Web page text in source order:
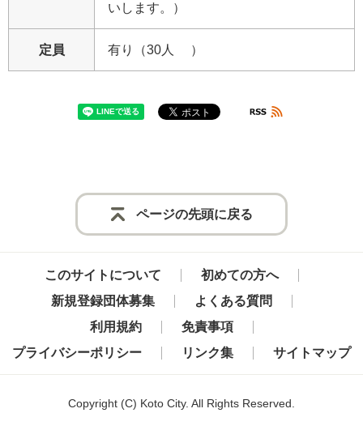
いします。）
定員 有り（30人 ）
ページの先頭に戻る
このサイトについて
初めての方へ
新規登録団体募集
よくある質問
利用規約
免責事項
プライバシーポリシー
リンク集 サイトマップ
Copyright (C) Koto City. All Rights Reserved.